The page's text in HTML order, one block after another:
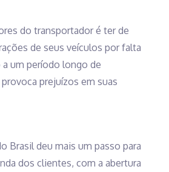
do transportador é ter de
de seus veículos por falta
um período longo de
prejuízos em suas
Brasil deu mais um passo para
dos clientes, com a abertura